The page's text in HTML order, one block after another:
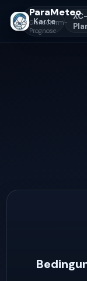
ParaMeteo
Gleitschirm-
Prognose
Karte
XC-